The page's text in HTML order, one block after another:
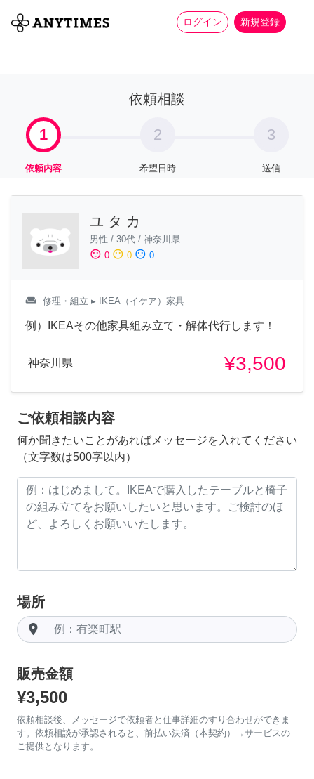
ログイン 新規登録
全て 家事 more_horiz
依頼相談
1
依頼内容
2
希望日時
3
送信
ユ タ カ
男性 / 30代 / 神奈川県
sentiment_satisfied 0 sentiment_neutral 0 sentiment_dissatisfied 0
weekend 修理・組立 ▸ IKEA（イケア）家具
例）IKEAその他家具組み立て・解体代行します！
神奈川県 ¥3,500
ご依頼相談内容
何か聞きたいことがあればメッセージを入れてください
（文字数は500字以内）
場所
room
販売金額
¥3,500
依頼相談後、メッセージで依頼者と仕事詳細のすり合わせができま
す。依頼相談が承認されると、前払い決済（本契約）→サービスの
ご提供となります。